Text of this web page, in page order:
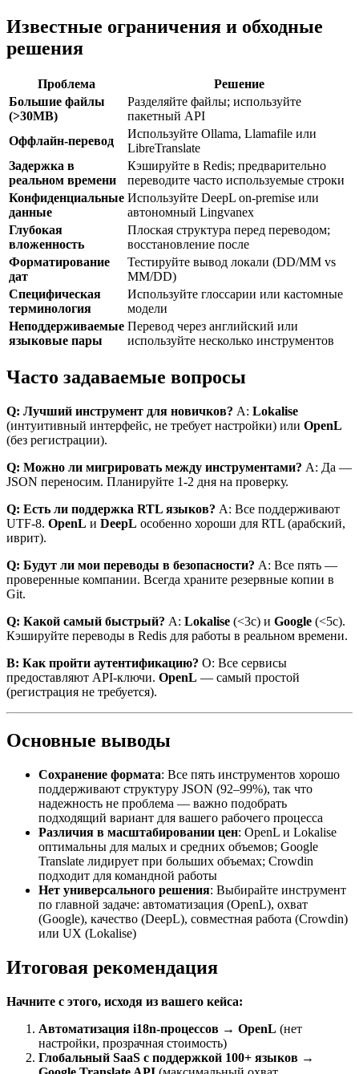
Известные ограничения и обходные
решения
Проблема
Решение
Большие файлы
(>30MB)
Разделяйте файлы; используйте
пакетный API
Оффлайн-перевод
Используйте Ollama, Llamafile или
LibreTranslate
Задержка в
реальном времени
Кэшируйте в Redis; предварительно
переводите часто используемые строки
Конфиденциальные
данные
Используйте DeepL on-premise или
автономный Lingvanex
Глубокая
вложенность
Плоская структура перед переводом;
восстановление после
Форматирование
дат
Тестируйте вывод локали (DD/MM vs
MM/DD)
Специфическая
терминология
Используйте глоссарии или кастомные
модели
Неподдерживаемые
языковые пары
Перевод через английский или
используйте несколько инструментов
Часто задаваемые вопросы
Q: Лучший инструмент для новичков? A: Lokalise
(интуитивный интерфейс, не требует настройки) или OpenL
(без регистрации).
Q: Можно ли мигрировать между инструментами? A: Да —
JSON переносим. Планируйте 1-2 дня на проверку.
Q: Есть ли поддержка RTL языков? A: Все поддерживают
UTF-8. OpenL и DeepL особенно хороши для RTL (арабский,
иврит).
Q: Будут ли мои переводы в безопасности? A: Все пять —
проверенные компании. Всегда храните резервные копии в
Git.
Q: Какой самый быстрый? A: Lokalise (<3с) и Google (<5с).
Кэшируйте переводы в Redis для работы в реальном времени.
В: Как пройти аутентификацию? О: Все сервисы
предоставляют API-ключи. OpenL — самый простой
(регистрация не требуется).
Основные выводы
Сохранение формата: Все пять инструментов хорошо
поддерживают структуру JSON (92–99%), так что
надежность не проблема — важно подобрать
подходящий вариант для вашего рабочего процесса
Различия в масштабировании цен: OpenL и Lokalise
оптимальны для малых и средних объемов; Google
Translate лидирует при больших объемах; Crowdin
подходит для командной работы
Нет универсального решения: Выбирайте инструмент
по главной задаче: автоматизация (OpenL), охват
(Google), качество (DeepL), совместная работа (Crowdin)
или UX (Lokalise)
Итоговая рекомендация
Начните с этого, исходя из вашего кейса:
Автоматизация i18n-процессов → OpenL (нет
настройки, прозрачная стоимость)
Глобальный SaaS с поддержкой 100+ языков →